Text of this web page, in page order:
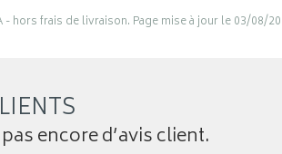
hors frais de livraison. Page mise à jour le 03/08/
encore d’avis client.